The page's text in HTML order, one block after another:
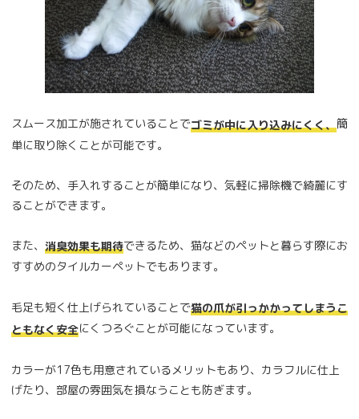
スムース加工が施されていることでゴミが中に入り込みにくく、簡
単に取り除くことが可能です。
そのため、手入れすることが簡単になり、気軽に掃除機で綺麗にす
ることができます。
また、 消臭効果も期待できるため、猫などのペットと暮らす際にお
すすめのタイルカーペットでもあります。
毛足も短く仕上げられていることで猫の爪が引っかかってしまうこ
ともなく安全にくつろぐことが可能になっています。
カラーが17色も用意されているメリットもあり、カラフルに仕上
げたり、部屋の雰囲気を損なうことも防ぎます。